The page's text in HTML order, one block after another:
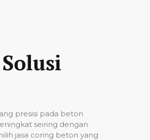
presisi pada beton
seiring dengan
jasa coring beton yang